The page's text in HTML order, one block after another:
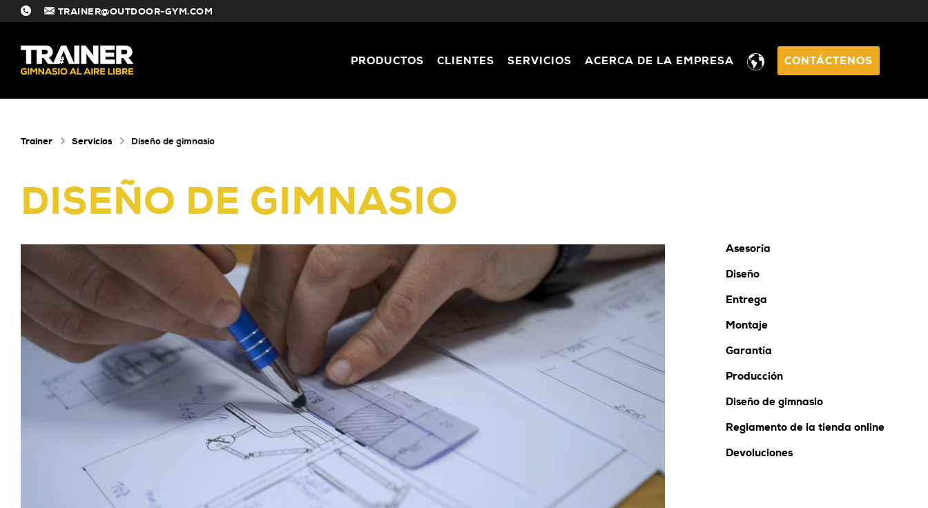
TRAINER@OUTDOOR-GYM.COM
PRODUCTOS CLIENTES SERVICIOS ACERCA DE LA EMPRESA
# CONTÁCTENOS
Trainer Servicios Diseño de gimnasio
DISEÑO DE GIMNASIO
Asesoría
Diseño
Entrega
Montaje
Garantía
Producción
Diseño de gimnasio
Reglamento de la tienda online
Devoluciones